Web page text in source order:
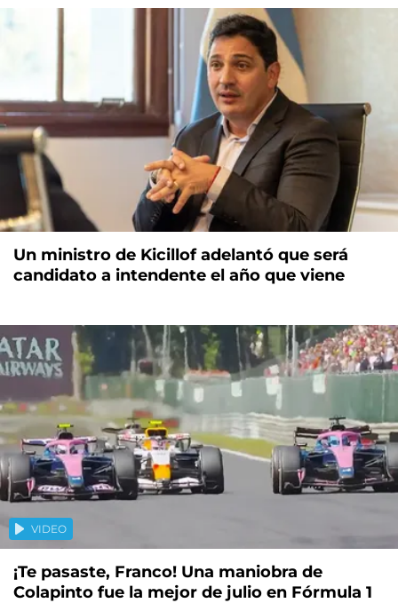
Un ministro de Kicillof adelantó que será
candidato a intendente el año que viene
VIDEO
¡Te pasaste, Franco! Una maniobra de
Colapinto fue la mejor de julio en Fórmula 1